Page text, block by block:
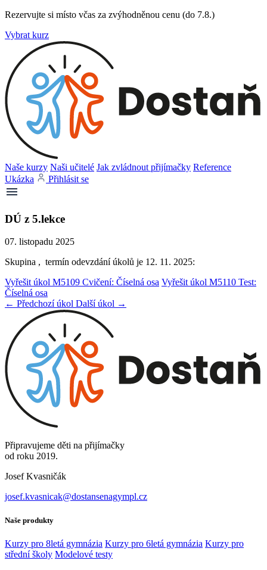
Rezervujte si místo včas za zvýhodněnou cenu (do 7.8.)
Vybrat kurz
Naše kurzy Naši učitelé Jak zvládnout přijímačky Reference
Ukázka
Přihlásit se
DÚ z 5.lekce
07. listopadu 2025
Skupina , termín odevzdání úkolů je 12. 11. 2025:
Vyřešit úkol M5109 Cvičení: Číselná osa Vyřešit úkol M5110 Test:
Číselná osa
← Předchozí úkol Další úkol →
Připravujeme děti na přijímačky
od roku 2019.
Josef Kvasničák
josef.kvasnicak@dostansenagympl.cz
Naše produkty
Kurzy pro 8letá gymnázia Kurzy pro 6letá gymnázia Kurzy pro
střední školy Modelové testy